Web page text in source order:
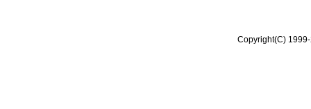
Copyright(C)